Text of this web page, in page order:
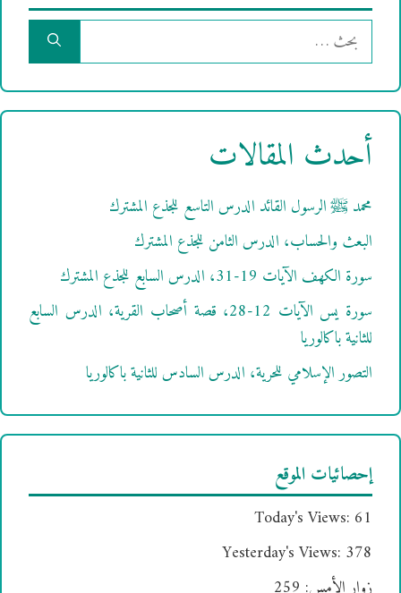
البحث
عن:
أحدث المقالات
محمد ﷺ الرسول القائد الدرس التاسع للجذع المشترك
البعث والحساب، الدرس الثامن للجذع المشترك
سورة الكهف الآيات 19-31، الدرس السابع للجذع المشترك
سورة يس الآيات 12-28، قصة أصحاب القرية، الدرس السابع
للثانية باكالوريا
التصور الإسلامي للحرية، الدرس السادس للثانية باكالوريا
إحصائيات الموقع
Today's Views: 61
Yesterday's Views: 378